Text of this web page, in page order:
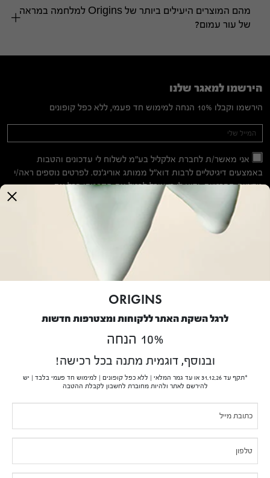
מהם המוצרים היעילים ביותר של Origins למלחמה במראה
של עור עמום?
הירשמו למאגר שלנו
הירשמו וקבלו 10% הנחה למימוש חד פעמי, ללא כפל קופונים
Mailing
List
אני מאשר/ת לחברת אלקליל בע"מ לשלוח לי עדכונים והטבות
באמצעים דיגיטליים לרבות דוא"ל ממותג אוריג'נס. לפרטים נוספים ראה/י
מדיניות הפרטיות. ידוע לי כי אוכל לבטל את הסכמתי בכל עת.
If you
are
human,
leave
שירות לקוחות
שירות לקוחות בנושא משלוחים והחזרות
תעודת כשרות לפסח 2026
צריכים עזרה?
ייעוץ מוצרים ותמיכה באתר
ORIGINS
לרגל השקת האתר ללקוחות ומצטרפות חדשות
10% הנחה
ובנוסף, דוגמית מתנה בכל רכישה!
*תקף עד 31.12.26 או עד גמר המלאי | ללא כפל קופונים | למימוש חד פעמי בלבד | יש
להירשם לאתר ולהיות מחוברת לחשבון לקבלת ההטבה
Pop-
Up
human,
leave
this